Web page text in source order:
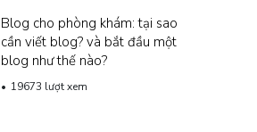
Blog cho phòng khám: tại sao
cần viết blog? và bắt đầu một
blog như thế nào?
19673 lượt xem